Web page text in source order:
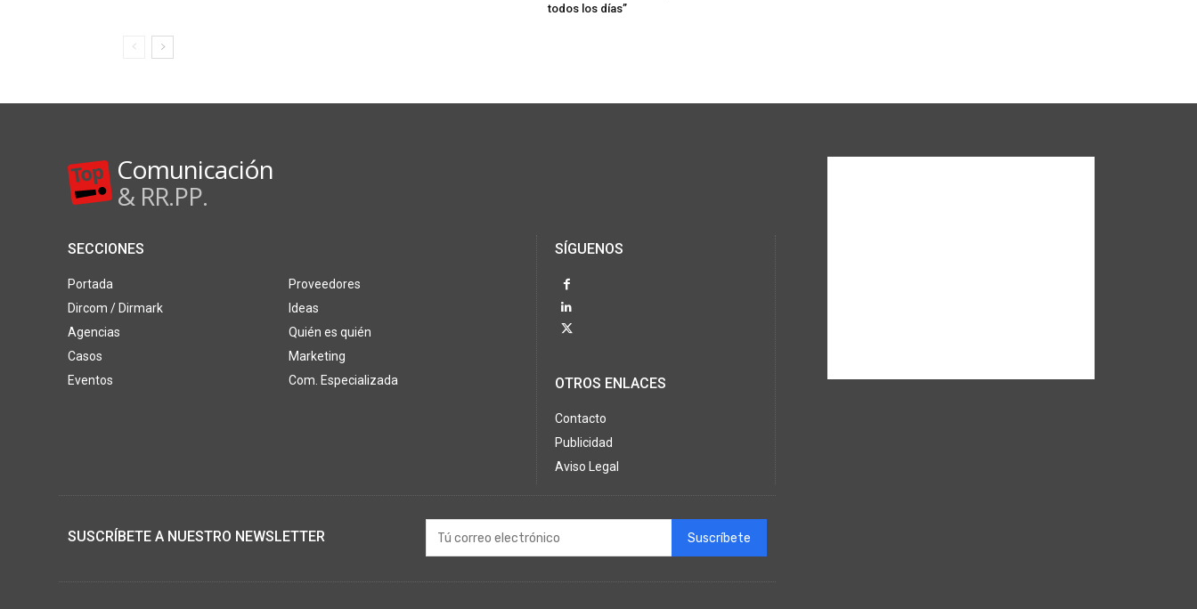
todos los días”
Comunicación
& RR.PP.
SECCIONES
Portada
Dircom / Dirmark
Agencias
Casos
Eventos
Proveedores
Ideas
Quién es quién
Marketing
Com. Especializada
SÍGUENOS
OTROS ENLACES
Contacto
Publicidad
Aviso Legal
SUSCRÍBETE A NUESTRO NEWSLETTER Suscríbete